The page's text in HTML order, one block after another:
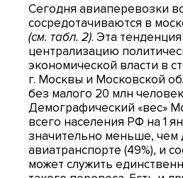
Сегодня авиаперевозки
сосредотачиваются в
(см. табл. 2). Эта
централизацию
экономической власти в
г. Москвы и Московской
без малого 20 млн
Демографический «вес»
всего населения РФ на 1
значительно меньше, чем
авиатранспорте (49%), и
может служить